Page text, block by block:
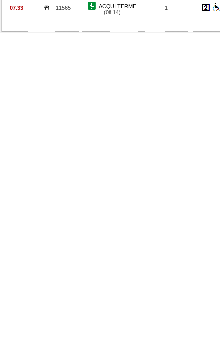
07.33 11565
ACQUI TERME
(08.14)
1